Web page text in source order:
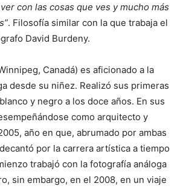
con las cosas que ves y mucho más
. Filosofía similar con la que trabaja el
David Burdeny.
Canadá) es aficionado a la
desde su niñez. Realizó sus primeras
y negro a los doce años. En sus
como arquitecto y
año en que, abrumado por ambas
por la carrera artística a tiempo
trabajó con la fotografía análoga
sin embargo, en el 2008, en un viaje